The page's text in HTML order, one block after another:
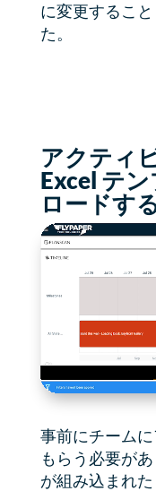
に変更するこ
た。
アクティ
Excel テ
ロードす
事前にチーム
もらう必要が
が組み込まれ